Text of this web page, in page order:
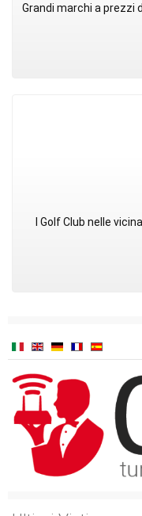
Grandi marchi a prezzi
I Golf Club nelle